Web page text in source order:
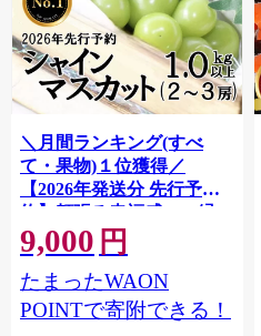
＼月間ランキング(すべ
て・果物)１位獲得／
【2026年発送分 先行予
約】頬張る幸福感 〜緑の
宝石・ シャインマスカッ
ト 〜 １ｋｇ以上（２〜３
房） フルーツ 山梨県産 果
物 くだもの シャイン マス
9,000 円
たまったWAON
POINTで寄附できる！